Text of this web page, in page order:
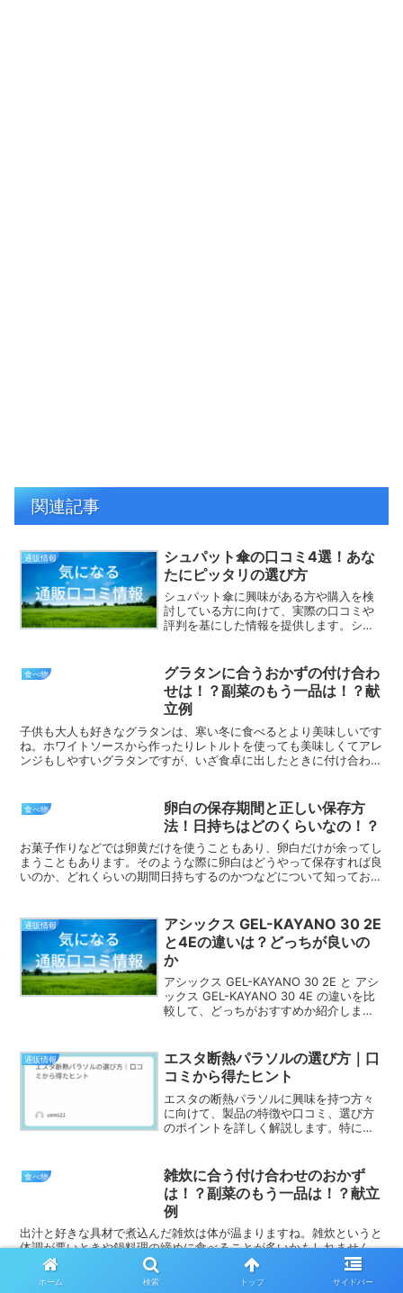
関連記事
通販情報
シュパット傘の口コミ4選！あな
たにピッタリの選び方
シュパット傘に興味がある方や購入を検
討している方に向けて、実際の口コミや
評判を基にした情報を提供します。シュ
あなたにピッタリの傘を見つけることが
できれば嬉しく思います。...
食べ物
グラタンに合うおかずの付け合わ
せは！？副菜のもう一品は！？献
立例
子供も大人も好きなグラタンは、寒い冬に食べるとより美味しいです
ね。ホワイトソースから作ったりレトルトを使っても美味しくてアレ
ンジもしやすいグラタンですが、いざ食卓に出したときに付け合わせ
食べ物
卵白の保存期間と正しい保存方
法！日持ちはどのくらいなの！？
お菓子作りなどでは卵黄だけを使うこともあり、卵白だけが余ってし
まうこともあります。そのような際に卵白はどうやって保存すれば良
いのか、どれくらいの期間日持ちするのかつなどについて知っておく
通販情報
アシックス GEL-KAYANO 30 2E
と4Eの違いは？どっちが良いの
か
アシックス GEL-KAYANO 30 2E と アシ
ックス GEL-KAYANO 30 4E の違いを比
較して、どっちがおすすめか紹介しま
通販情報
エスタ断熱パラソルの選び方｜口
コミから得たヒント
エスタの断熱パラソルに興味を持つ方々
に向けて、製品の特徴や口コミ、選び方
のポイントを詳しく解説します。特に、
いのかをお伝えします。これからの季節
に向けて、快適な外出を実...
食べ物
雑炊に合う付け合わせのおかず
は！？副菜のもう一品は！？献立
例
出汁と好きな具材で煮込んだ雑炊は体が温まりますね。雑炊というと
体調が悪いときや鍋料理の締めに食べることが多いかもしれません
が、簡単に作れるうえ味付けも色々あるので、普段の献立にもおすす
めです。雑炊を献立に入れるとすると、副菜や付け合わせは何...
ホーム 検索 トップ サイドバー